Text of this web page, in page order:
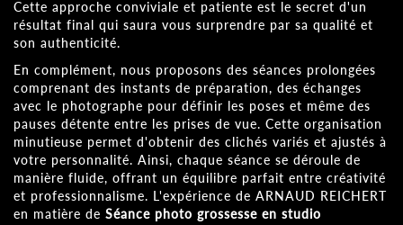
Cette approche conviviale et patiente est le secret d'un
résultat final qui saura vous surprendre par sa qualité et
son authenticité.
En complément, nous proposons des séances prolongées
comprenant des instants de préparation, des échanges
avec le photographe pour définir les poses et même des
pauses détente entre les prises de vue. Cette organisation
minutieuse permet d'obtenir des clichés variés et ajustés à
votre personnalité. Ainsi, chaque séance se déroule de
manière fluide, offrant un équilibre parfait entre créativité
et professionnalisme. L'expérience de ARNAUD REICHERT
en matière de Séance photo grossesse en studio